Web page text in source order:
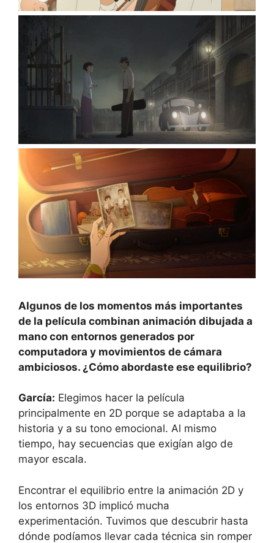
Algunos de los momentos más importantes
de la película combinan animación dibujada a
mano con entornos generados por
computadora y movimientos de cámara
ambiciosos. ¿Cómo abordaste ese equilibrio?
García: Elegimos hacer la película
principalmente en 2D porque se adaptaba a la
historia y a su tono emocional. Al mismo
tiempo, hay secuencias que exigían algo de
mayor escala.
Encontrar el equilibrio entre la animación 2D y
los entornos 3D implicó mucha
experimentación. Tuvimos que descubrir hasta
dónde podíamos llevar cada técnica sin romper